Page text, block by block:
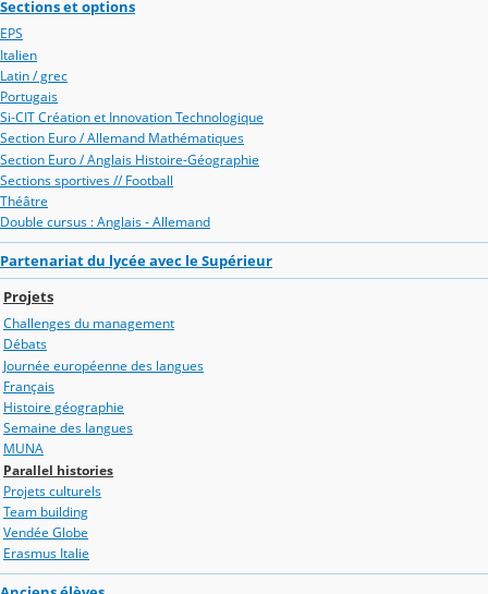
Sections et options
EPS
Italien
Latin / grec
Portugais
Si-CIT Création et Innovation Technologique
Section Euro / Allemand Mathématiques
Section Euro / Anglais Histoire-Géographie
Sections sportives // Football
Théâtre
Double cursus : Anglais - Allemand
Partenariat du lycée avec le Supérieur
Projets
Challenges du management
Débats
Journée européenne des langues
Français
Histoire géographie
Semaine des langues
MUNA
Parallel histories
Projets culturels
Team building
Vendée Globe
Erasmus Italie